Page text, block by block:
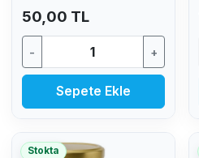
50,00 TL
- +
Sepete Ekle
Stokta